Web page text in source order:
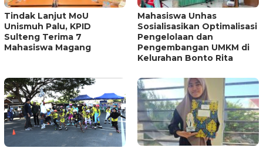
Tindak Lanjut MoU
Unismuh Palu, KPID
Sulteng Terima 7
Mahasiswa Magang
Mahasiswa Unhas
Sosialisasikan Optimalisasi
Pengelolaan dan
Pengembangan UMKM di
Kelurahan Bonto Rita